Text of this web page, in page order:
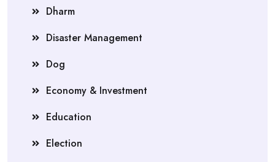
Dharm
Disaster Management
Dog
Economy & Investment
Education
Election